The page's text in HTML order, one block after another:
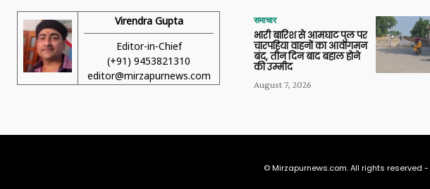
Virendra Gupta
Editor-in-Chief
(+91) 9453821310
editor@mirzapurnews.com
समाचार
भारी बारिश से आमघाट पुल पर
चारपहिया वाहनों का आवागमन
बंद, तीन दिन बाद बहाल होने
की उम्मीद
August 7, 2026
© Mirzapurnews.com. All rights reserved -